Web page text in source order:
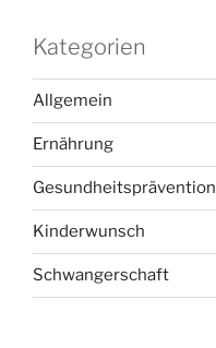
Kategorien
Allgemein
Ernährung
Gesundheitsprävention
Kinderwunsch
Schwangerschaft